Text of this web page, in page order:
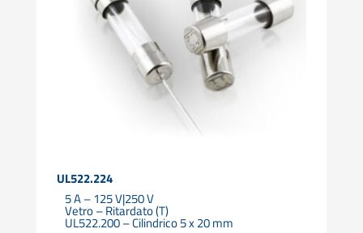
UL522.224
5 A – 125 V|250 V
Vetro – Ritardato (T)
UL522.200 – Cilindrico 5 x 20 mm